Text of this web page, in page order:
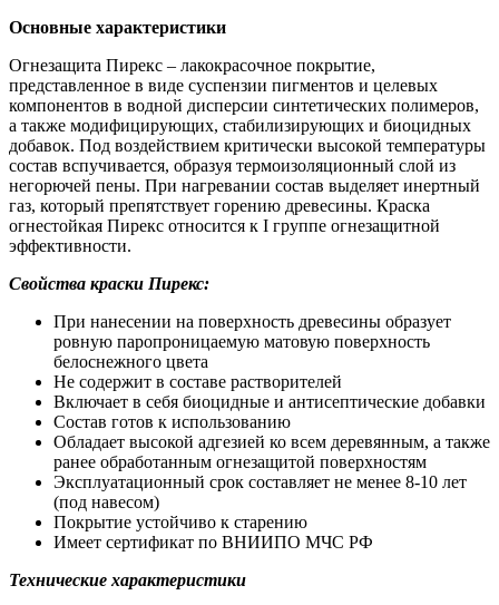
Основные характеристики
Огнезащита Пирекс – лакокрасочное покрытие,
представленное в виде суспензии пигментов и целевых
компонентов в водной дисперсии синтетических полимеров,
а также модифицирующих, стабилизирующих и биоцидных
добавок. Под воздействием критически высокой температуры
состав вспучивается, образуя термоизоляционный слой из
негорючей пены. При нагревании состав выделяет инертный
газ, который препятствует горению древесины. Краска
огнестойкая Пирекс относится к I группе огнезащитной
эффективности.
Свойства краски Пирекс:
При нанесении на поверхность древесины образует
ровную паропроницаемую матовую поверхность
белоснежного цвета
Не содержит в составе растворителей
Включает в себя биоцидные и антисептические добавки
Состав готов к использованию
Обладает высокой адгезией ко всем деревянным, а также
ранее обработанным огнезащитой поверхностям
Эксплуатационный срок составляет не менее 8-10 лет
(под навесом)
Покрытие устойчиво к старению
Имеет сертификат по ВНИИПО МЧС РФ
Технические характеристики